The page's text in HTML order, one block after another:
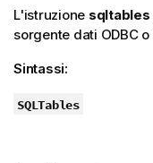
L'istruzione sqltables
sorgente dati ODBCo
Sintassi:
SQLTables